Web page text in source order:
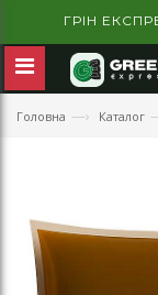
УКРАЇНСЬКА
ГРІН
Головна —› Каталог